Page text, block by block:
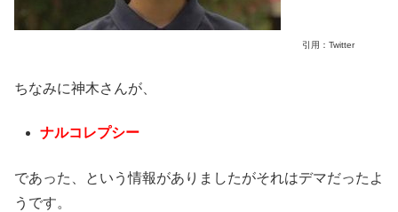
引用：Twitter
ちなみに神木さんが、
ナルコレプシー
であった、という情報がありましたがそれはデマだったよ
うです。